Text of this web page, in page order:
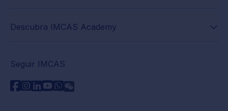
Descubra IMCAS Academy
Seguir IMCAS